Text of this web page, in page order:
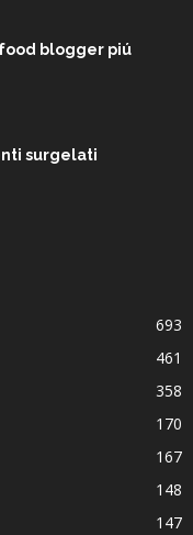
blogger piú
surgelati
693
461
358
170
167
148
147